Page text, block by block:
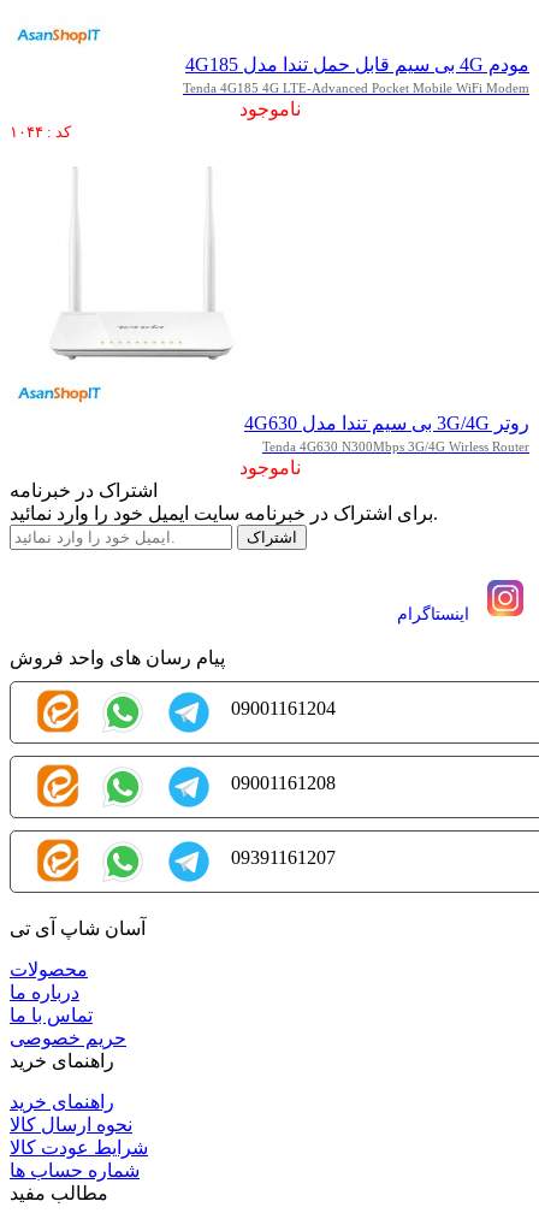
مودم 4G بی سیم قابل حمل تندا مدل 4G185
Tenda 4G185 4G LTE-Advanced Pocket Mobile WiFi Modem
ناموجود
کد : ۱۰۴۴
روتر 3G/4G بی سیم تندا مدل 4G630
Tenda 4G630 N300Mbps 3G/4G Wirless Router
ناموجود
اشتراک در خبرنامه
برای اشتراک در خبرنامه سایت ایمیل خود را وارد نمائید.
اينستاگرام
پیام رسان های واحد فروش
09001161204
09001161208
09391161207
آسان شاپ آی تی
محصولات
درباره ما
تماس با ما
حریم خصوصی
راهنمای خرید
راهنمای خرید
نحوه ارسال کالا
شرایط عودت کالا
شماره حساب ها
مطالب مفید